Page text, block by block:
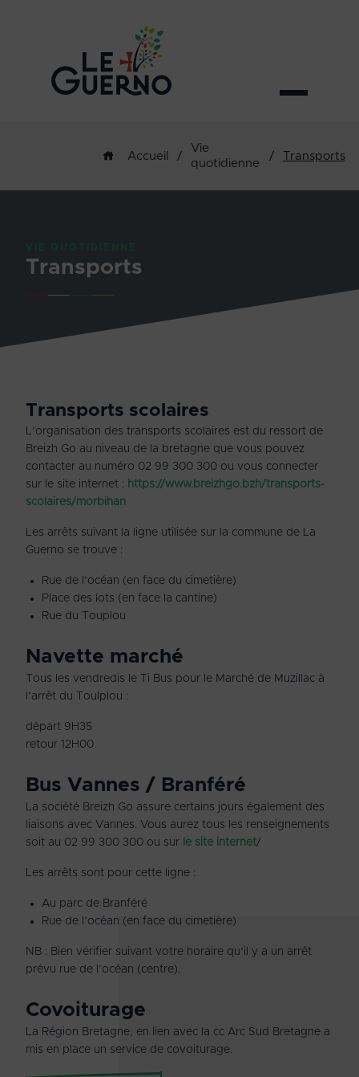
Accueil /
Vie
quotidienne
/ Transports
Transports
Transports scolaires
L’organisation des transports scolaires est du ressort de
Breizh Go au niveau de la bretagne que vous pouvez
contacter au numéro 02 99 300 300 ou vous connecter
sur le site internet : https://www.breizhgo.bzh/transports-
scolaires/morbihan
Les arrêts suivant la ligne utilisée sur la commune de La
Guerno se trouve :
Rue de l’océan (en face du cimetière)
Place des lots (en face la cantine)
Rue du Touplou
Navette marché
Tous les vendredis le Ti Bus pour le Marché de Muzillac à
l’arrêt du Toulplou :
départ 9H35
retour 12H00
Bus Vannes / Branféré
La société Breizh Go assure certains jours également des
liaisons avec Vannes. Vous aurez tous les renseignements
soit au 02 99 300 300 ou sur le site internet/
Les arrêts sont pour cette ligne :
Au parc de Branféré
Rue de l’océan (en face du cimetière)
NB : Bien vérifier suivant votre horaire qu’il y a un arrêt
prévu rue de l’océan (centre).
Covoiturage
La Région Bretagne, en lien avec la cc Arc Sud Bretagne a
mis en place un service de covoiturage.